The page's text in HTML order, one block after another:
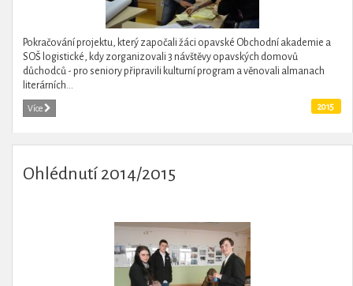
Pokračování projektu, který započali žáci opavské Obchodní akademie a
SOŠ logistické, kdy zorganizovali 3 návštěvy opavských domovů
důchodců - pro seniory připravili kulturní program a věnovali almanach
literárních...
Více 2015
Ohlédnutí 2014/2015